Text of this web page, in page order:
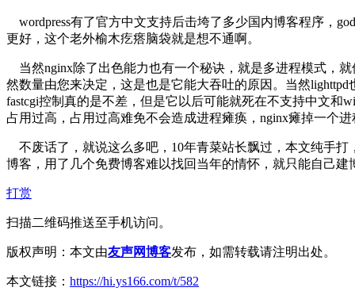
wordpress有了官方中文支持后击垮了多少国内博客程序，
更好，这个老外榆木疙瘩脑袋就是想不通啊。
当然nginx除了出色能力也有一个秘诀，就是多进程模式，就
然数量由您来决定，这是也是它能大吞吐的原因。当然
fastcgi控制真的是不差，但是它以后可能就死在不支持中文和
占用过高，占用过高难免不会造成进程瘫痪，nginx瘫掉一个
不废话了，就说这么多吧，10年青菜站长飘过，本文纯手打
博客，用了几个免费博客难以找回当年的情怀，就只能自己建
打赏
扫描二维码推送至手机访问。
版权声明：本文由友声网博客发布，如需转载请注明出处。
本文链接： https://hi.ys166.com/t/582